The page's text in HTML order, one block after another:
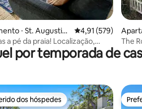
de 5, 164 avaliações
⋅ St. Augustin
4,91 de uma
4,91 (579)
a pé da praia! Localização,
e
The
por temporada de
melhores preferidos dos hóspedes
dos hóspedes